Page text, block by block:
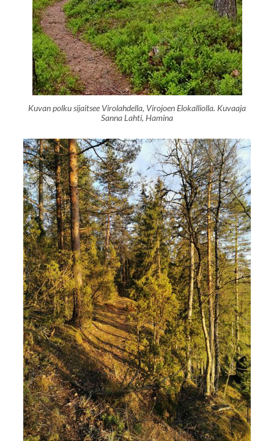
Kuvan polku sijaitsee Virolahdella, Virojoen Elokalliolla. Kuvaaja
Sanna Lahti, Hamina